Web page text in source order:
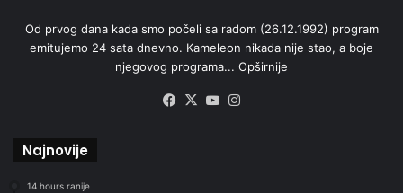
Od prvog dana kada smo počeli sa radom (26.12.1992) program
emitujemo 24 sata dnevno. Kameleon nikada nije stao, a boje
njegovog programa... Opširnije
Facebook
X YouTube
Najnovije
14 hours ranije